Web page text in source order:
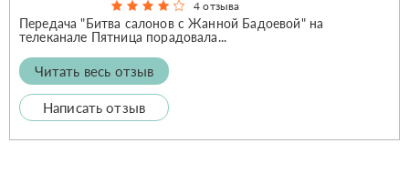
4 отзыва
Передача "Битва салонов с Жанной Бадоевой" на
телеканале Пятница порадовала...
Читать весь отзыв
Написать отзыв